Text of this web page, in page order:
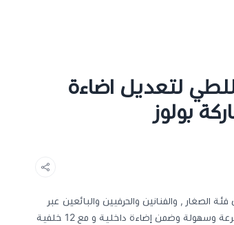
لتعديل اضاءة
الصغار , والفنانين والحرفيين والبائعين عبر
الإنترنت ومعلني المنتجات. حيث صوير الأشياء الصغيرة بسرعة وسهولة وضمن إضاءة داخلية و مع 12 خلفية